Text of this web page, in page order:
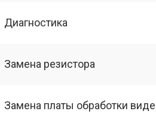
Диагностика
Замена резистора
Замена платы обработки